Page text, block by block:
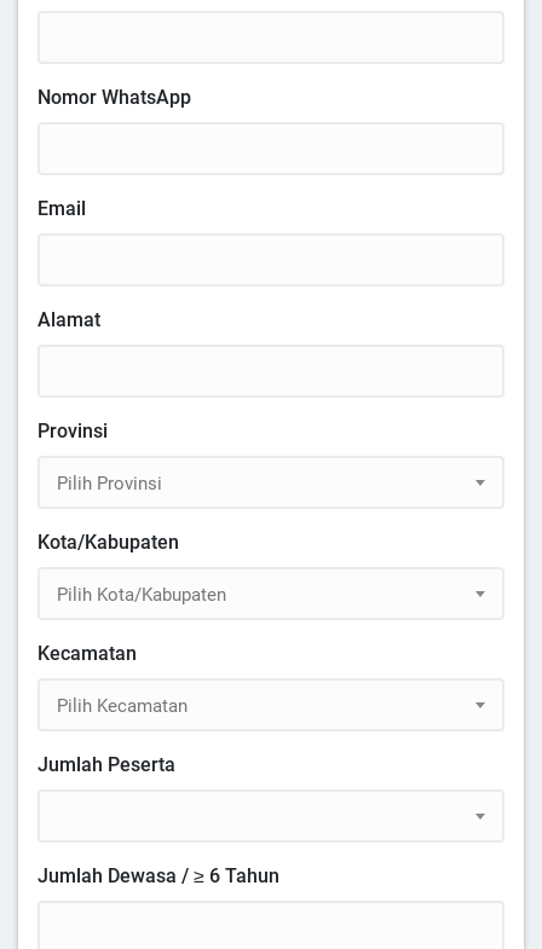
Nomor WhatsApp
Email
Alamat
Provinsi
Pilih Provinsi
Kota/Kabupaten
Pilih Kota/Kabupaten
Kecamatan
Pilih Kecamatan
Jumlah Peserta
Jumlah Dewasa / ≥ 6 Tahun